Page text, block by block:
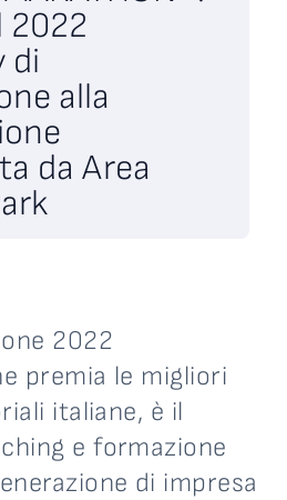
2022
di
alla
da Area
2022
premia le migliori
italiane, è il
e formazione
di impresa